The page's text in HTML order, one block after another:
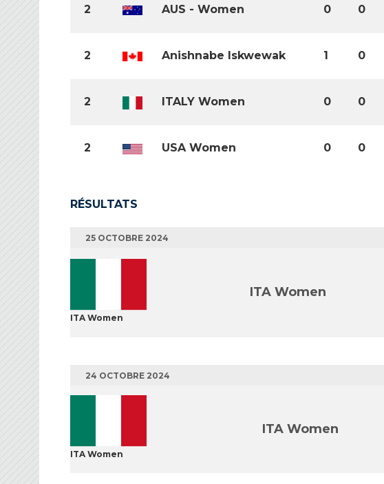
2 AUS - Women 0 0
2 Anishnabe Iskwewak 1 0
2 ITALY Women 0 0
2 USA Women 0 0
RÉSULTATS
25 OCTOBRE 2024
ITA Women
ITA Women
24 OCTOBRE 2024
ITA Women
ITA Women